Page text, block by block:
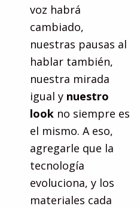
voz habrá
cambiado,
nuestras pausas al
hablar también,
nuestra mirada
igual y nuestro
look no siempre es
el mismo. A eso,
agregarle que la
tecnología
evoluciona, y los
materiales cada